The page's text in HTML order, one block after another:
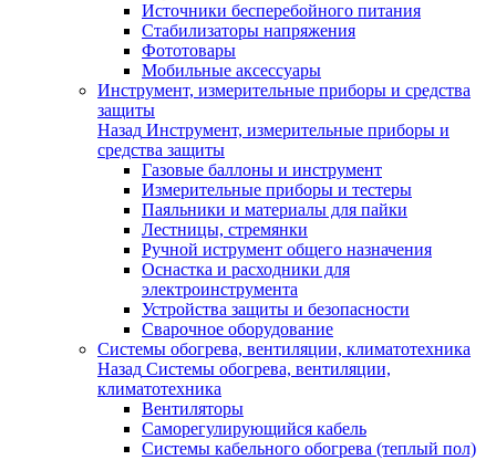
Источники бесперебойного питания
Стабилизаторы напряжения
Фототовары
Мобильные аксессуары
Инструмент, измерительные приборы и средства
защиты
Назад Инструмент, измерительные приборы и
средства защиты
Газовые баллоны и инструмент
Измерительные приборы и тестеры
Паяльники и материалы для пайки
Лестницы, стремянки
Ручной иструмент общего назначения
Оснастка и расходники для
электроинструмента
Устройства защиты и безопасности
Сварочное оборудование
Системы обогрева, вентиляции, климатотехника
Назад Системы обогрева, вентиляции,
климатотехника
Вентиляторы
Саморегулирующийся кабель
Системы кабельного обогрева (теплый пол)